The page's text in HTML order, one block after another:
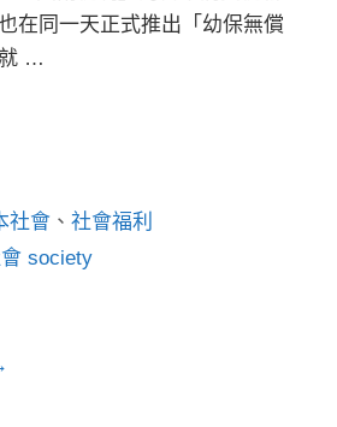
在同一天正式推出「幼保無償
…
社會 、社會福利
society